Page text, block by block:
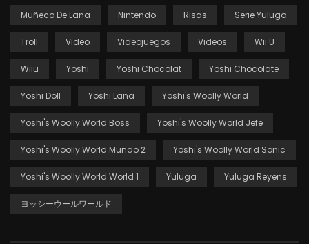
Muñeco De Lana Nintendo Risas Serie Yuluga
Troll Video Videojuegos Videos Wii U
Wiiu Yoshi Yoshi Chocolat Yoshi Chocolate
Yoshi Doll Yoshi Lana Yoshi's Woolly World
Yoshi's Woolly World Boss Yoshi's Woolly World Jefe
Yoshi's Woolly World Mundo 2 Yoshi's Woolly World Sonic
Yoshi's Woolly World World 1 Yuluga Yuluga Reyens
ヨッシーウールワールド